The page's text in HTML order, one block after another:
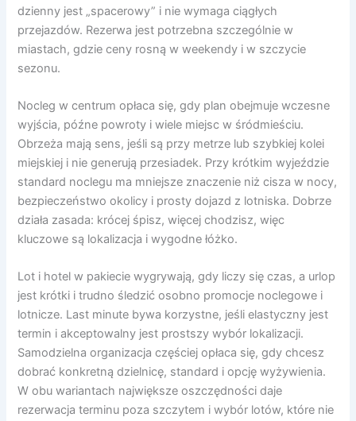
dzienny jest „spacerowy” i nie wymaga ciągłych
przejazdów. Rezerwa jest potrzebna szczególnie w
miastach, gdzie ceny rosną w weekendy i w szczycie
sezonu.
Nocleg w centrum opłaca się, gdy plan obejmuje wczesne
wyjścia, późne powroty i wiele miejsc w śródmieściu.
Obrzeża mają sens, jeśli są przy metrze lub szybkiej kolei
miejskiej i nie generują przesiadek. Przy krótkim wyjeździe
standard noclegu ma mniejsze znaczenie niż cisza w nocy,
bezpieczeństwo okolicy i prosty dojazd z lotniska. Dobrze
działa zasada: krócej śpisz, więcej chodzisz, więc
kluczowe są lokalizacja i wygodne łóżko.
Lot i hotel w pakiecie wygrywają, gdy liczy się czas, a urlop
jest krótki i trudno śledzić osobno promocje noclegowe i
lotnicze. Last minute bywa korzystne, jeśli elastyczny jest
termin i akceptowalny jest prostszy wybór lokalizacji.
Samodzielna organizacja częściej opłaca się, gdy chcesz
dobrać konkretną dzielnicę, standard i opcję wyżywienia.
W obu wariantach największe oszczędności daje
rezerwacja terminu poza szczytem i wybór lotów, które nie